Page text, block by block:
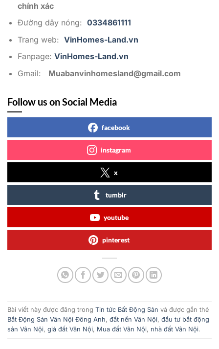
chính xác
Đường dây nóng: 0334861111
Trang web: VinHomes-Land.vn
Fanpage: VinHomes-Land.vn
Gmail: Muabanvinhomesland@gmail.com
Follow us on Social Media
facebook
instagram
x
tumblr
youtube
pinterest
Bài viết này được đăng trong Tin tức Bất Động Sản và được gắn thẻ
Bất Động Sản Vân Nội Đông Anh, đất nền Vân Nội, đầu tư bất động
sản Vân Nội, giá đất Vân Nội, Mua đất Vân Nội, nhà đất Vân Nội.